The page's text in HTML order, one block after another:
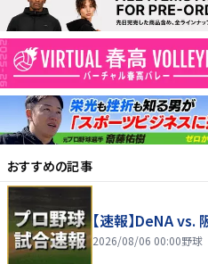
おすすめの記事
【速報】DeNA vs.
2026/08/06 00:00野球